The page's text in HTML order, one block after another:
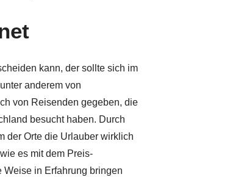
kann, der sollte sich im
anderem von
von Reisenden gegeben, die
besucht haben. Durch
der Orte die Urlauber wirklich
es mit dem Preis-
Weise in Erfahrung bringen